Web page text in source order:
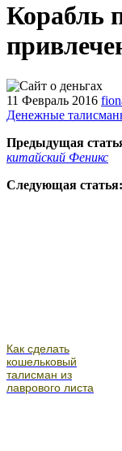
Корабль
11 Февраль 2016
Денежные
Предыдущая
китайский Феникс
Следующая статья:
Как сделать
кошельковый
талисман из
лаврового листа